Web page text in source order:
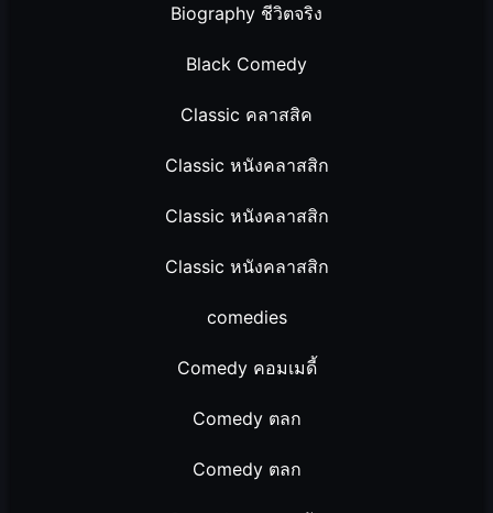
Biography ชีวิตจริง
Black Comedy
Classic คลาสสิค
Classic หนังคลาสสิก
Classic หนังคลาสสิก
Classic หนังคลาสสิก
comedies
Comedy คอมเมดี้
Comedy ตลก
Comedy ตลก